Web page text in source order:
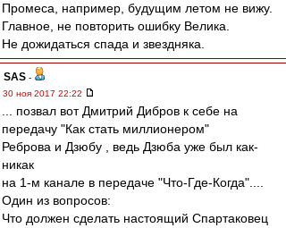
Промеса, например, будущим летом не вижу.
Главное, не повторить ошибку Велика.
Не дожидаться спада и звездняка.
SAS -
30 ноя 2017 22:22
... позвал вот Дмитрий Дибров к себе на
передачу "Как стать миллионером"
Реброва и Дзюбу , ведь Дзюба уже был как-
никак
на 1-м канале в передаче "Что-Где-Когда"....
Один из вопросов:
Что должен сделать настоящий Спартаковец